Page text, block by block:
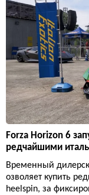
Forza Horizon 6
редчайшими
Временный
озволяет купить
heelspin, за